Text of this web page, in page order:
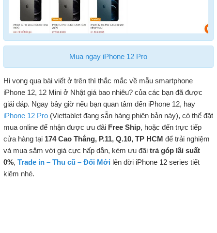
Mua ngay iPhone 12 Pro
Hi vọng qua bài viết ở trên thì thắc mắc về mẫu smartphone
iPhone 12, 12 Mini ở Nhật giá bao nhiêu? của các bạn đã được
giải đáp. Ngay bây giờ nếu bạn quan tâm đến iPhone 12, hay
iPhone 12 Pro(Viettablet đang sẵn hàng phiên bản này), có thể đặt
mua online để nhận được ưu đãi Free Ship, hoặc đến trực tiếp
cửa hàng tại 174 Cao Thắng, P.11, Q.10, TP HCM để trải nghiệm
và mua sắm với giá cực hấp dẫn, kèm ưu đãi trả góp lãi suất
0%, Trade in – Thu cũ – Đổi Mớilên đời iPhone 12 series tiết
kiệm nhé.